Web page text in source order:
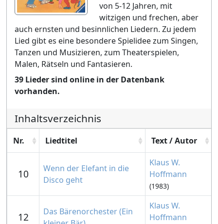
von 5-12 Jahren, mit
witzigen und frechen, aber
auch ernsten und besinnlichen Liedern. Zu jedem
Lied gibt es eine besondere Spielidee zum Singen,
Tanzen und Musizieren, zum Theaterspielen,
Malen, Rätseln und Fantasieren.
39 Lieder sind online in der Datenbank
vorhanden.
Inhaltsverzeichnis
Nr. Liedtitel Text / Autor
10
Wenn der Elefant in die
Disco geht
Klaus W.
Hoffmann
(1983)
12
Das Bärenorchester (Ein
Klaus W.
Hoffmann